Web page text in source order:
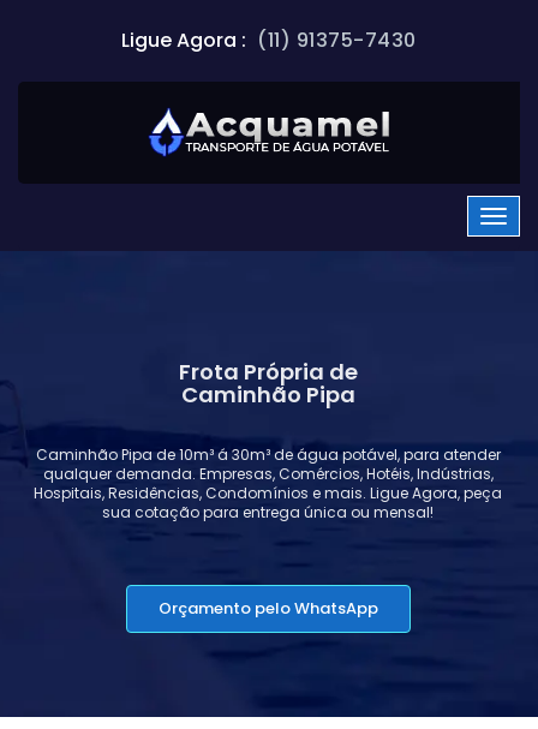
Ligue Agora : (11) 91375-7430
Frota Própria de
Caminhão Pipa
Caminhão Pipa de 10m³ á 30m³ de água potável, para atender
qualquer demanda. Empresas, Comércios, Hotéis, Indústrias,
Hospitais, Residências, Condomínios e mais. Ligue Agora, peça
sua cotação para entrega única ou mensal!
Orçamento pelo WhatsApp